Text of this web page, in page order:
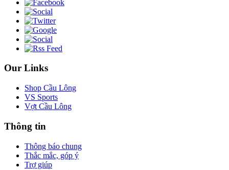
Our Links
Shop Cầu Lông
VS Sports
Vợt Cầu Lông
Thông tin
Thông báo chung
Thắc mắc, góp ý
Trợ giúp